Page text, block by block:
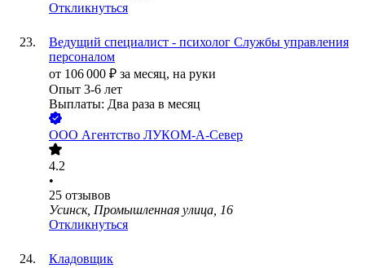
Откликнуться
Ведущий специалист - психолог Службы управления
персоналом
от 106 000 ₽ за месяц, на руки
Опыт 3-6 лет
Выплаты: Два раза в месяц
ООО Агентство ЛУКОМ-А-Север
4.2
•
25 отзывов
Усинск, Промышленная улица, 16
Откликнуться
Кладовщик